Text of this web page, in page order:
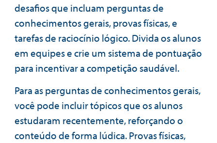
desafios que incluam perguntas de
conhecimentos gerais, provas físicas, e
tarefas de raciocínio lógico. Divida os alunos
em equipes e crie um sistema de pontuação
para incentivar a competição saudável.
Para as perguntas de conhecimentos gerais,
você pode incluir tópicos que os alunos
estudaram recentemente, reforçando o
conteúdo de forma lúdica. Provas físicas,